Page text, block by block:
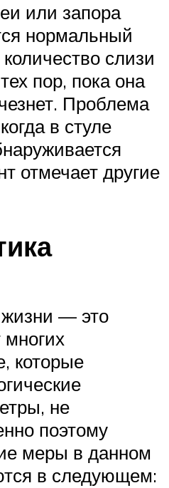
или запора
нормальный
слизи
пор, пока она
Проблема
в стуле
отмечает другие
— это
многих
которые
не
поэтому
меры в данном
в следующем: